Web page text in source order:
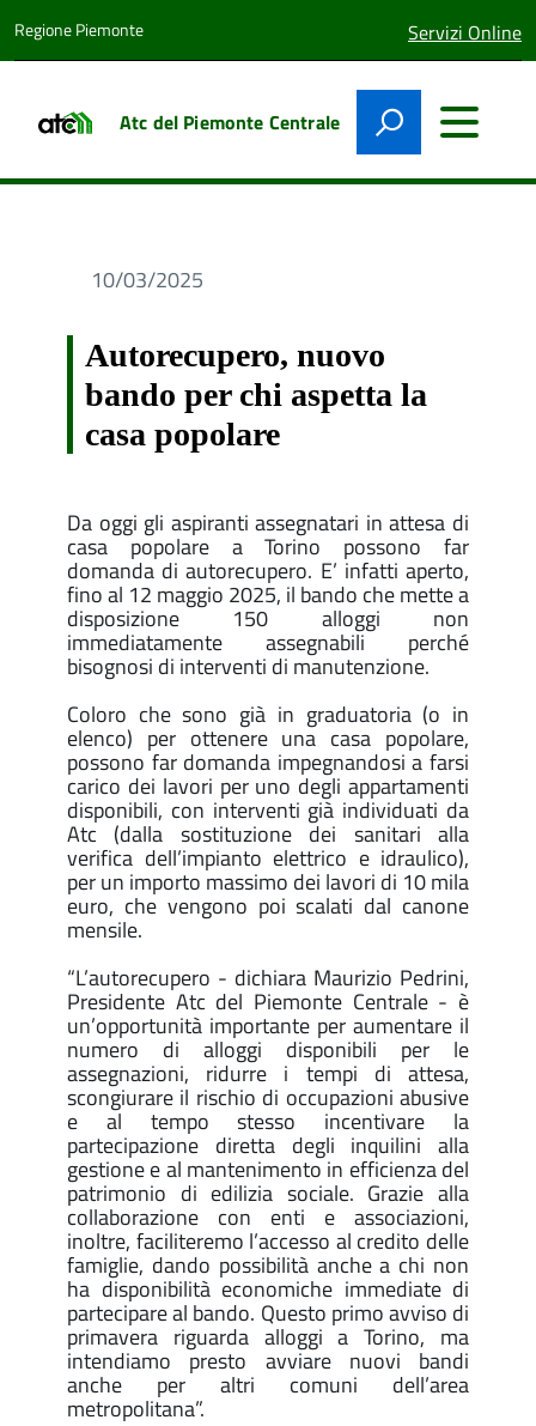
Regione Piemonte lingua
attiva:
Servizi Online
Atc del Piemonte Centrale
10/03/2025
Autorecupero, nuovo
bando per chi aspetta la
casa popolare
Da oggi gli aspiranti assegnatari in attesa di
casa popolare a Torino possono far
domanda di autorecupero. E’ infatti aperto,
fino al 12 maggio 2025, il bando che mette a
disposizione 150 alloggi non
immediatamente assegnabili perché
bisognosi di interventi di manutenzione.
Coloro che sono già in graduatoria (o in
elenco) per ottenere una casa popolare,
possono far domanda impegnandosi a farsi
carico dei lavori per uno degli appartamenti
disponibili, con interventi già individuati da
Atc (dalla sostituzione dei sanitari alla
verifica dell’impianto elettrico e idraulico),
per un importo massimo dei lavori di 10 mila
euro, che vengono poi scalati dal canone
mensile.
“L’autorecupero - dichiara Maurizio Pedrini,
Presidente Atc del Piemonte Centrale - è
un’opportunità importante per aumentare il
numero di alloggi disponibili per le
assegnazioni, ridurre i tempi di attesa,
scongiurare il rischio di occupazioni abusive
e al tempo stesso incentivare la
partecipazione diretta degli inquilini alla
gestione e al mantenimento in efficienza del
patrimonio di edilizia sociale. Grazie alla
collaborazione con enti e associazioni,
inoltre, faciliteremo l’accesso al credito delle
famiglie, dando possibilità anche a chi non
ha disponibilità economiche immediate di
partecipare al bando. Questo primo avviso di
primavera riguarda alloggi a Torino, ma
intendiamo presto avviare nuovi bandi
anche per altri comuni dell’area
metropolitana”.